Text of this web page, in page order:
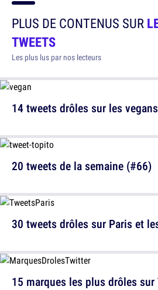
PLUS DE CONTENUS SUR
TWEETS
Les plus lus par nos lecteurs
14 tweets drôles sur les vegans
30 tweets drôles sur Paris et
20 tweets de la semaine (#66)
15 marques les plus drôles